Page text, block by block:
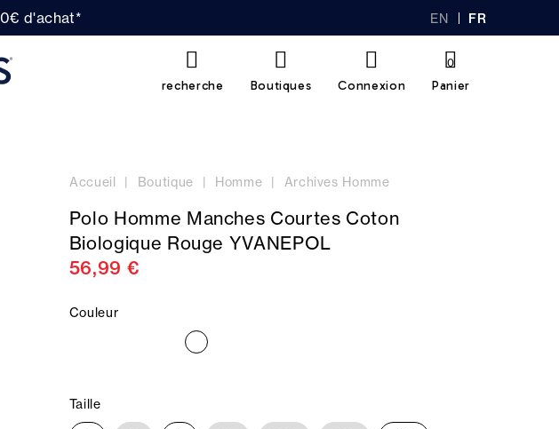
d'achat* EN FR
recherche Boutiques Connexion Panier
0
Accueil Boutique Homme Archives Homme
Polo Homme Manches Courtes Coton
Biologique Rouge YVANEPOL
56,99 €
Couleur
Taille